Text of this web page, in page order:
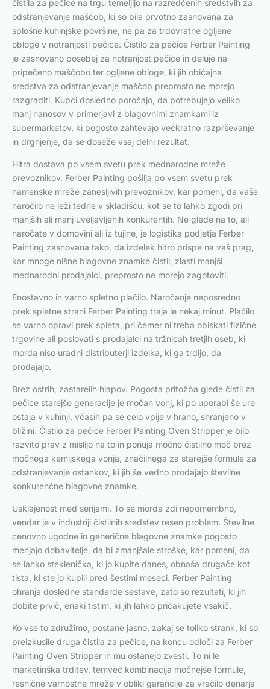
čistila za pečice na trgu temeljijo na razredčenih sredstvih za
odstranjevanje maščob, ki so bila prvotno zasnovana za
splošne kuhinjske površine, ne pa za trdovratne ogljene
obloge v notranjosti pečice. Čistilo za pečice Ferber Painting
je zasnovano posebej za notranjost pečice in deluje na
pripečeno maščobo ter ogljene obloge, ki jih običajna
sredstva za odstranjevanje maščob preprosto ne morejo
razgraditi. Kupci dosledno poročajo, da potrebujejo veliko
manj nanosov v primerjavi z blagovnimi znamkami iz
supermarketov, ki pogosto zahtevajo večkratno razprševanje
in drgnjenje, da se doseže vsaj delni rezultat.
Hitra dostava po vsem svetu prek mednarodne mreže
prevoznikov. Ferber Painting pošilja po vsem svetu prek
namenske mreže zanesljivih prevoznikov, kar pomeni, da vaše
naročilo ne leži tedne v skladišču, kot se to lahko zgodi pri
manjših ali manj uveljavljenih konkurentih. Ne glede na to, ali
naročate v domovini ali iz tujine, je logistika podjetja Ferber
Painting zasnovana tako, da izdelek hitro prispe na vaš prag,
kar mnoge nišne blagovne znamke čistil, zlasti manjši
mednarodni prodajalci, preprosto ne morejo zagotoviti.
Enostavno in varno spletno plačilo. Naročanje neposredno
prek spletne strani Ferber Painting traja le nekaj minut. Plačilo
se varno opravi prek spleta, pri čemer ni treba obiskati fizične
trgovine ali poslovati s prodajalci na tržnicah tretjih oseb, ki
morda niso uradni distributerji izdelka, ki ga trdijo, da
prodajajo.
Brez ostrih, zastarelih hlapov. Pogosta pritožba glede čistil za
pečice starejše generacije je močan vonj, ki po uporabi še ure
ostaja v kuhinji, včasih pa se celo vpije v hrano, shranjeno v
bližini. Čistilo za pečice Ferber Painting Oven Stripper je bilo
razvito prav z mislijo na to in ponuja močno čistilno moč brez
močnega kemijskega vonja, značilnega za starejše formule za
odstranjevanje ostankov, ki jih še vedno prodajajo številne
konkurenčne blagovne znamke.
Usklajenost med serijami. To se morda zdi nepomembno,
vendar je v industriji čistilnih sredstev resen problem. Številne
cenovno ugodne in generične blagovne znamke pogosto
menjajo dobavitelje, da bi zmanjšale stroške, kar pomeni, da
se lahko steklenička, ki jo kupite danes, obnaša drugače kot
tista, ki ste jo kupili pred šestimi meseci. Ferber Painting
ohranja dosledne standarde sestave, zato so rezultati, ki jih
dobite prvič, enaki tistim, ki jih lahko pričakujete vsakič.
Ko vse to združimo, postane jasno, zakaj se toliko strank, ki so
preizkusile druga čistila za pečice, na koncu odloči za Ferber
Painting Oven Stripper in mu ostanejo zvesti. To ni le
marketinška trditev, temveč kombinacija močnejše formule,
resnične varnostne mreže v obliki garancije za vračilo denarja